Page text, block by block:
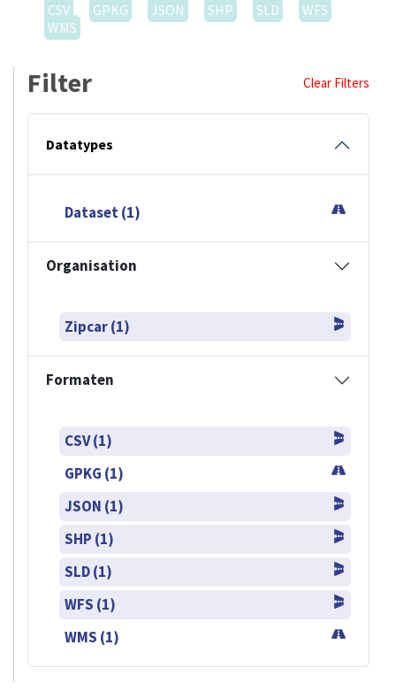
CSV
GPKG JSON SHP SLD
WFS
WMS
Filter Clear Filters
Datatypes
Dataset (1)
Organisation
Zipcar (1)
Formaten
CSV (1)
GPKG (1)
JSON (1)
SHP (1)
SLD (1)
WFS (1)
WMS (1)